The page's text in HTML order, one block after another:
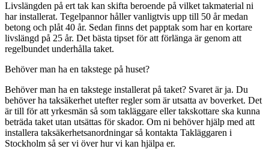
Livslängden på ert tak kan skifta beroende på vilket takmaterial ni
har installerat. Tegelpannor håller vanligtvis upp till 50 år medan
betong och plåt 40 år. Sedan finns det papptak som har en kortare
livslängd på 25 år. Det bästa tipset för att förlänga är genom att
regelbundet underhålla taket.
Behöver man ha en takstege på huset?
Behöver man ha en takstege installerat på taket? Svaret är ja. Du
behöver ha taksäkerhet utefter regler som är utsatta av boverket. Det
är till för att yrkesmän så som takläggare eller takskottare ska kunna
beträda taket utan utsättas för skador. Om ni behöver hjälp med att
installera taksäkerhetsanordningar så kontakta Takläggaren i
Stockholm så ser vi över hur vi kan hjälpa er.